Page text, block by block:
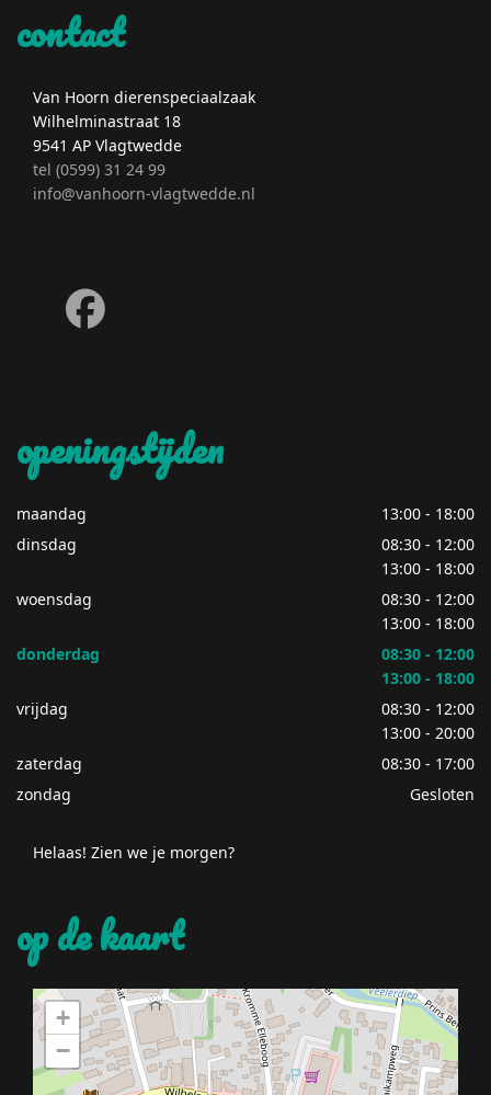
contact
Van Hoorn dierenspeciaalzaak
Wilhelminastraat 18
9541 AP Vlagtwedde
tel (0599) 31 24 99
info@vanhoorn-vlagtwedde.nl
facebook
openingstijden
maandag
13:00 - 18:00
dinsdag
08:30 - 12:00
13:00 - 18:00
woensdag
08:30 - 12:00
13:00 - 18:00
donderdag
08:30 - 12:00
13:00 - 18:00
vrijdag
08:30 - 12:00
13:00 - 20:00
zaterdag
08:30 - 17:00
zondag
Gesloten
Helaas! Zien we je morgen?
op de kaart
+
−